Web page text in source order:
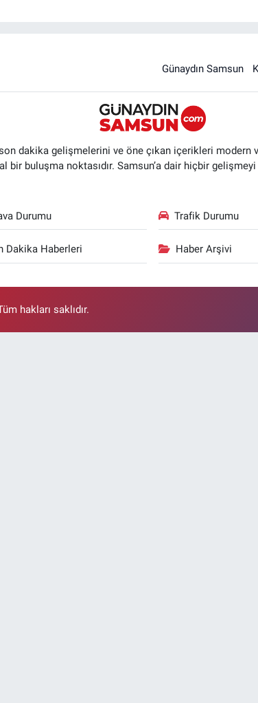
Günaydın Samsun
dakika gelişmelerini ve öne çıkan içerikleri modern
bir buluşma noktasıdır. Samsun’a dair hiçbir
Durumu Trafik Durumu
Dakika Haberleri Haber Arşivi
hakları saklıdır.